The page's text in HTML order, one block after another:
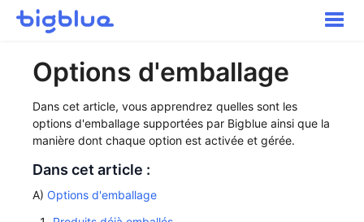
Toggle
Inbound Shipments
Inventaire
Commandes
Transport
Expérience acheteur
Options d'emballage
Dans cet article, vous apprendrez quelles sont les
options d'emballage supportées par Bigblue ainsi que la
manière dont chaque option est activée et gérée.
Dans cet article :
A) Options d'emballage